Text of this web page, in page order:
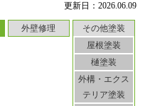
更新日：2026.06.09
外壁修理
その他塗装
屋根塗装
樋塗装
外構・エクス
テリア塗装